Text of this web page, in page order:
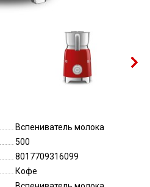
Вспениватель молока
500
8017709316099
Кофе